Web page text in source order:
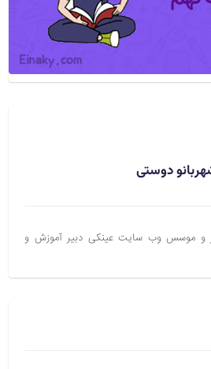
دوستی
و موسس وب سایت عینکی دبیر آموزش و